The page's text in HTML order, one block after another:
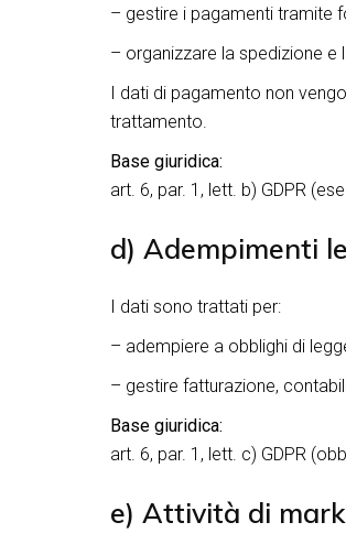
– gestire i pagamenti tramite
– organizzare la spedizione
I dati di pagamento non
trattamento.
Base giuridica:
art. 6, par. 1, lett. b) GDPR
d) Adempimenti
I dati sono trattati per:
– adempiere a obblighi di
– gestire fatturazione,
Base giuridica:
art. 6, par. 1, lett. c) GDPR
e) Attività di